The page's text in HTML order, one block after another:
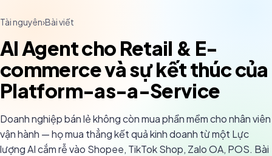
Tài nguyên›Bài viết
AI Agent cho Retail & E-
commerce và sự kết thúc của
Platform-as-a-Service
Doanh nghiệp bán lẻ không còn mua phần mềm cho nhân viên
vận hành — họ mua thẳng kết quả kinh doanh từ một Lực
lượng AI cắm rễ vào Shopee, TikTok Shop, Zalo OA, POS. Bài